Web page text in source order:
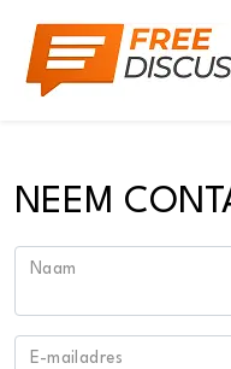
NEEM
Naam
E-mailadres